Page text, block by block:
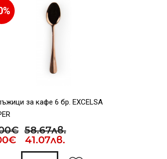
за кафе 6 бр. EXCELSA
58.67лв.
41.07лв.